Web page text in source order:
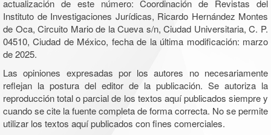
actualización de este número: Coordinación de Revistas del
Instituto de Investigaciones Jurídicas, Ricardo Hernández Montes
de Oca, Circuito Mario de la Cueva s/n, Ciudad Universitaria, C. P.
04510, Ciudad de México, fecha de la última modificación: marzo
de 2025.
Las opiniones expresadas por los autores no necesariamente
reflejan la postura del editor de la publicación. Se autoriza la
reproducción total o parcial de los textos aquí publicados siempre y
cuando se cite la fuente completa de forma correcta. No se permite
utilizar los textos aquí publicados con fines comerciales.